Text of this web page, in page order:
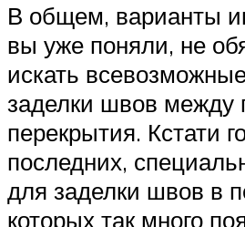
В общем, варианты
вы уже поняли, не
искать
заделки швов между
перекрытия. Кстати
последних,
для заделки швов в
которых так много